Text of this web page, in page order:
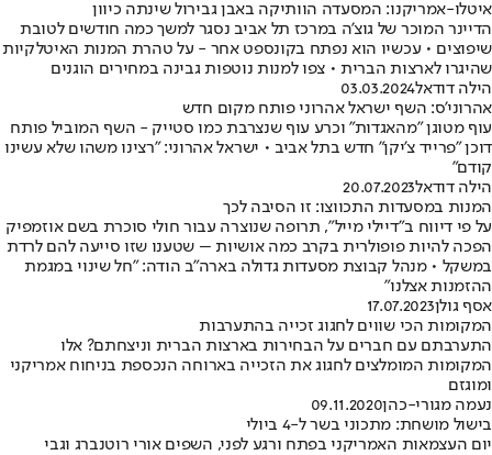
איטלו-אמריקנו: המסעדה הוותיקה באבן גבירול שינתה כיוון
הדיינר המוכר של גוצ'ה במרכז תל אביב נסגר למשך כמה חודשים לטובת
שיפוצים • עכשיו הוא נפתח בקונספט אחר - על טהרת המנות האיטלקיות
שהיגרו לארצות הברית • צפו למנות נוטפות גבינה במחירים הוגנים
הילה דודאל03.03.2024
אהרוני'ס: השף ישראל אהרוני פותח מקום חדש
עוף מטוגן "מהאגדות" וכרע עוף שנצרבת כמו סטייק - השף המוביל פותח
דוכן "פרייד צ'יקן" חדש בתל אביב • ישראל אהרוני: "רצינו משהו שלא עשינו
קודם"
הילה דודאל20.07.2023
המנות במסעדות התכווצו: זו הסיבה לכך
על פי דיווח ב"דיילי מייל", תרופה שנוצרה עבור חולי סוכרת בשם אוזמפיק
הפכה להיות פופולרית בקרב כמה אושיות – שטענו שזו סייעה להם לרדת
במשקל • מנהל קבוצת מסעדות גדולה בארה"ב הודה: "חל שינוי במגמת
ההזמנות אצלנו"
אסף גולן17.07.2023
המקומות הכי שווים לחגוג זכייה בהתערבות
התערבתם עם חברים על הבחירות בארצות הברית וניצחתם? אלו
המקומות המומלצים לחגוג את הזכייה בארוחה הנכספת בניחוח אמריקני
ומוגזם
נעמה מגורי-כהן09.11.2020
בישול מושחת: מתכוני בשר ל-4 ביולי
יום העצמאות האמריקני בפתח ורגע לפני, השפים אורי רוטנברג וגבי